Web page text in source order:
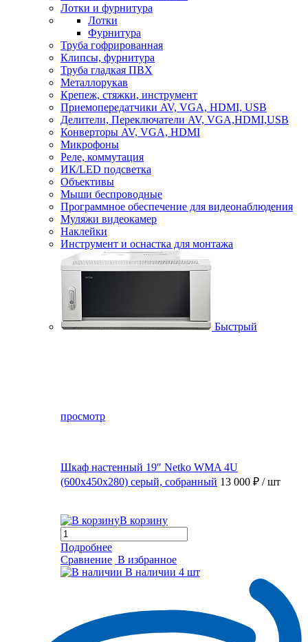
Лотки и фурнитура
Лотки
Фурнитура
Труба гофрированная
Клипсы, фурнитура
Труба гладкая ПВХ
Металлорукав
Крепеж, стяжки, инструмент
Приемопередатчики AV, VGA, HDMI, USB
Делители, Переключатели AV, VGA,HDMI,USB
Конверторы AV, VGA, HDMI
Микрофоны
Реле, коммутация
ИК/LED подсветка
Объективы
Мыши беспроводные
Программное обеспечение для видеонаблюдения
Муляжи видеокамер
Наклейки
Инструмент и оснастка для монтажа
Быстрый
просмотр
Шкаф настенный 19″ Netko WMA 4U
(600x450x280) серый, собранный 13 000 ₽ / шт
В корзину
Подробнее
Сравнение В избранное
В наличии 4 шт